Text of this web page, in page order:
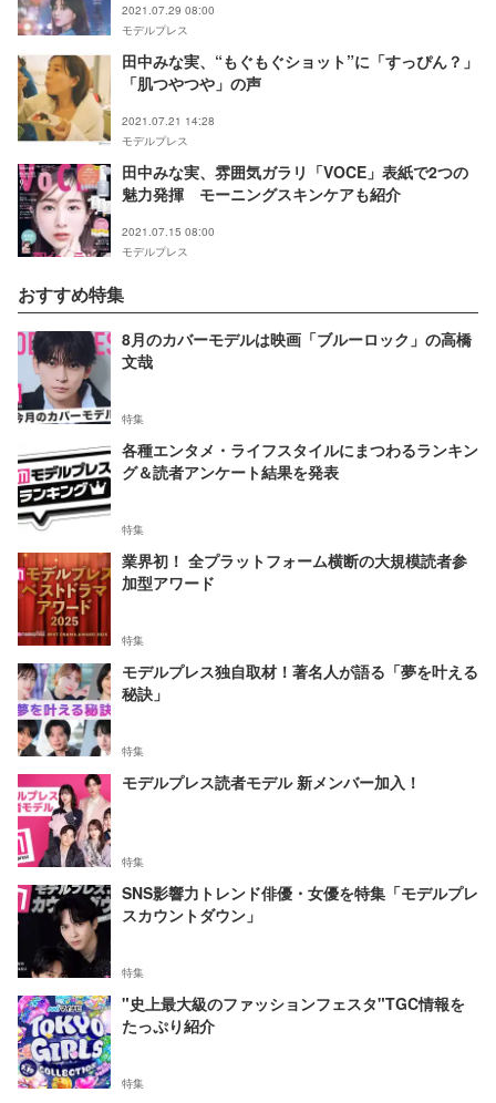
2021.07.29 08:00
モデルプレス
田中みな実、“もぐもぐショット”に「すっぴん？」
「肌つやつや」の声
2021.07.21 14:28
モデルプレス
田中みな実、雰囲気ガラリ「VOCE」表紙で2つの
魅力発揮 モーニングスキンケアも紹介
2021.07.15 08:00
モデルプレス
おすすめ特集
8月のカバーモデルは映画「ブルーロック」の高橋
文哉
特集
各種エンタメ・ライフスタイルにまつわるランキン
グ＆読者アンケート結果を発表
特集
業界初！ 全プラットフォーム横断の大規模読者参
加型アワード
特集
モデルプレス独自取材！著名人が語る「夢を叶える
秘訣」
特集
モデルプレス読者モデル 新メンバー加入！
特集
SNS影響力トレンド俳優・女優を特集「モデルプレ
スカウントダウン」
特集
"史上最大級のファッションフェスタ"TGC情報を
たっぷり紹介
特集